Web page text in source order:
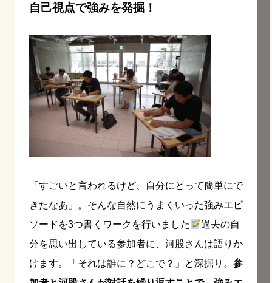
自己視点で強みを発掘！
「すごいと言われるけど、自分にとって簡単にで
きたなあ」。そんな自然にうまくいった強みエピ
ソードを3つ書くワークを行いました
過去の自
分を思い出している参加者に、河股さんは語りか
けます。「それは誰に？どこで？」と深掘り。 参